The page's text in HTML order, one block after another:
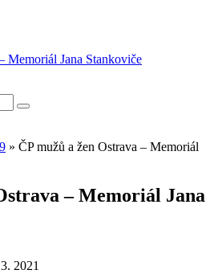
Memoriál Jana Stankoviče
» ČP mužů a žen Ostrava – Memoriál
– Memoriál Jana
2021